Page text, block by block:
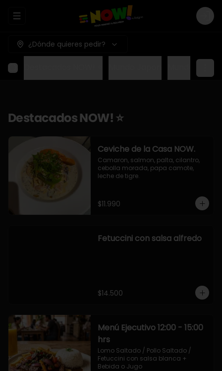
Abrir menu de navegación Login
¿Dónde quieres pedir?
Destacados NOW! ⭐
Ceviche de la Casa NOW.
Camaron, salmon, palta, cilantro,
cebolla morada, papa camote,
leche de tigre.
$11.990
Fetuccini con salsa alfredo
$14.500
Menú Ejecutivo 12:00 - 15:00
hrs
Lomo Saltado / Pollo Saltado /
Fetuccini con salsa blanca +
Bebida o Jugo